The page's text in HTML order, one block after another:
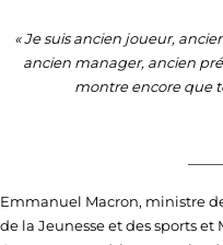
« Je suis ancien joueur,
ancien manager, ancien
montre encore que
Emmanuel Macron, ministre
de la Jeunesse et des sports et